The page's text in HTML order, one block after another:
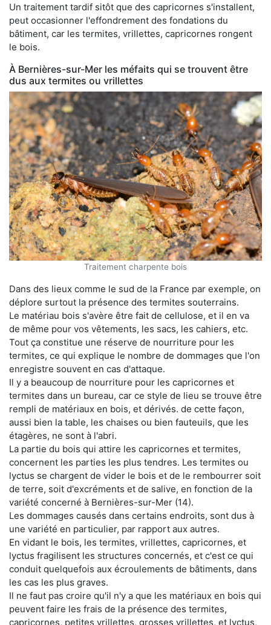
Un traitement tardif sitôt que des capricornes s'installent,
peut occasionner l'effondrement des fondations du
bâtiment, car les termites, vrillettes, capricornes rongent
le bois.
À Bernières-sur-Mer les méfaits qui se trouvent être
dus aux termites ou vrillettes
Traitement charpente bois
Dans des lieux comme le sud de la France par exemple, on
déplore surtout la présence des termites souterrains.
Le matériau bois s'avère être fait de cellulose, et il en va
de même pour vos vêtements, les sacs, les cahiers, etc.
Tout ça constitue une réserve de nourriture pour les
termites, ce qui explique le nombre de dommages que l'on
enregistre souvent en cas d'attaque.
Il y a beaucoup de nourriture pour les capricornes et
termites dans un bureau, car ce style de lieu se trouve être
rempli de matériaux en bois, et dérivés. de cette façon,
aussi bien la table, les chaises ou bien fauteuils, que les
étagères, ne sont à l'abri.
La partie du bois qui attire les capricornes et termites,
concernent les parties les plus tendres. Les termites ou
lyctus se chargent de vider le bois et de le rembourrer soit
de terre, soit d'excréments et de salive, en fonction de la
variété concerné à Bernières-sur-Mer (14).
Les dommages causés dans certains endroits, sont dus à
une variété en particulier, par rapport aux autres.
En vidant le bois, les termites, vrillettes, capricornes, et
lyctus fragilisent les structures concernés, et c'est ce qui
conduit quelquefois aux écroulements de bâtiments, dans
les cas les plus graves.
Il ne faut pas croire qu'il n'y a que les matériaux en bois qui
peuvent faire les frais de la présence des termites,
capricornes, petites vrillettes, grosses vrillettes, et lyctus,